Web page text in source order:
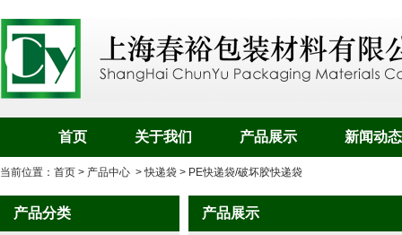
首页 关于我们 产品展示 新闻动态
当前位置： 首页 > 产品中心 >快递袋 > PE快递袋/破坏胶快递袋
产品分类 产品展示